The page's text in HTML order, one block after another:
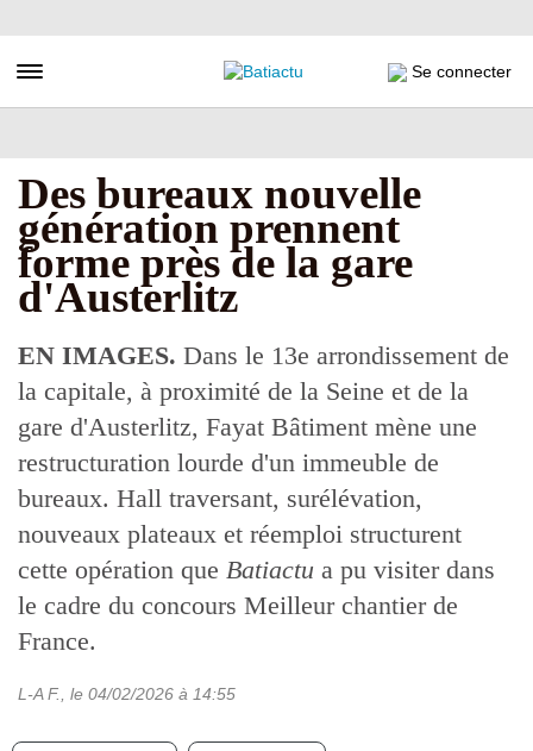
au
principal
Toggle navigation Se connecter
Des bureaux nouvelle
génération prennent
forme près de la gare
d'Austerlitz
EN IMAGES. Dans le 13e arrondissement de
la capitale, à proximité de la Seine et de la
gare d'Austerlitz, Fayat Bâtiment mène une
restructuration lourde d'un immeuble de
bureaux. Hall traversant, surélévation,
nouveaux plateaux et réemploi structurent
cette opération que Batiactu a pu visiter dans
le cadre du concours Meilleur chantier de
France.
L-A F. , le 04/02/2026 à 14:55